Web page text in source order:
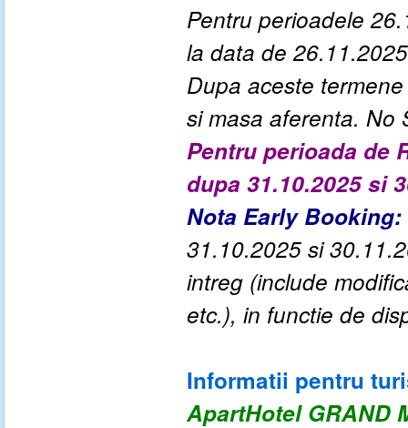
Pentru perioadele
la data de
Dupa aceste
si masa aferenta. No
Pentru perioada de
dupa 31.10.2025 si
Nota Early Booking:
31.10.2025 si
intreg (include
etc.), in functie de
Informatii pentru
ApartHotel GRAND